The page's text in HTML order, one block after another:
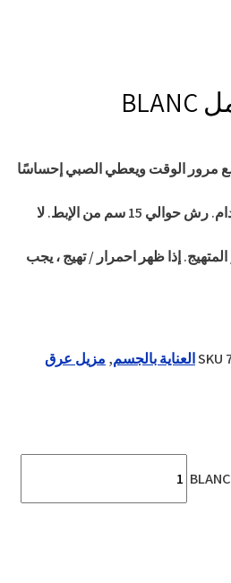
مرور الوقت ويعطي الصبي إحساسًا
بالنظافة والنضارة قبل الاستخدام. رش حوالي 15 سم من الإبط. لا
إذا ظهر احمرار / تهيج ، يجب
SKUالعناية بالجسم, مزيل عرق